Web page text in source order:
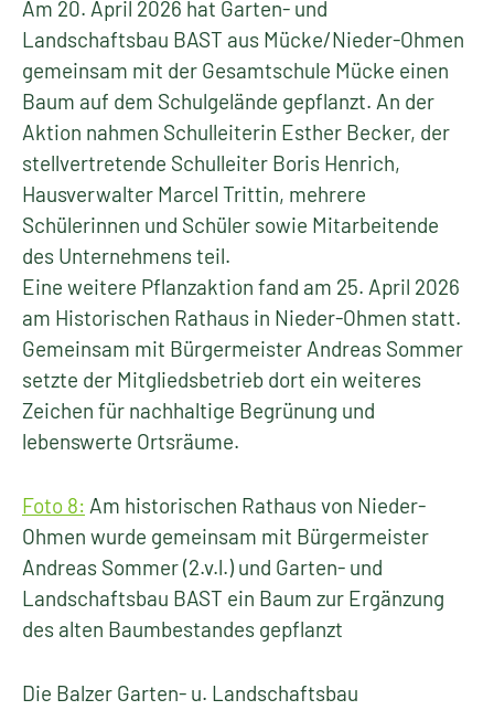
Am 20. April 2026 hat Garten- und
Landschaftsbau BAST aus Mücke/Nieder-Ohmen
gemeinsam mit der Gesamtschule Mücke einen
Baum auf dem Schulgelände gepflanzt. An der
Aktion nahmen Schulleiterin Esther Becker, der
stellvertretende Schulleiter Boris Henrich,
Hausverwalter Marcel Trittin, mehrere
Schülerinnen und Schüler sowie Mitarbeitende
des Unternehmens teil.
Eine weitere Pflanzaktion fand am 25. April 2026
am Historischen Rathaus in Nieder-Ohmen statt.
Gemeinsam mit Bürgermeister Andreas Sommer
setzte der Mitgliedsbetrieb dort ein weiteres
Zeichen für nachhaltige Begrünung und
lebenswerte Ortsräume.
Foto 8: Am historischen Rathaus von Nieder-
Ohmen wurde gemeinsam mit Bürgermeister
Andreas Sommer (2.v.l.) und Garten- und
Landschaftsbau BAST ein Baum zur Ergänzung
des alten Baumbestandes gepflanzt
Die Balzer Garten- u. Landschaftsbau